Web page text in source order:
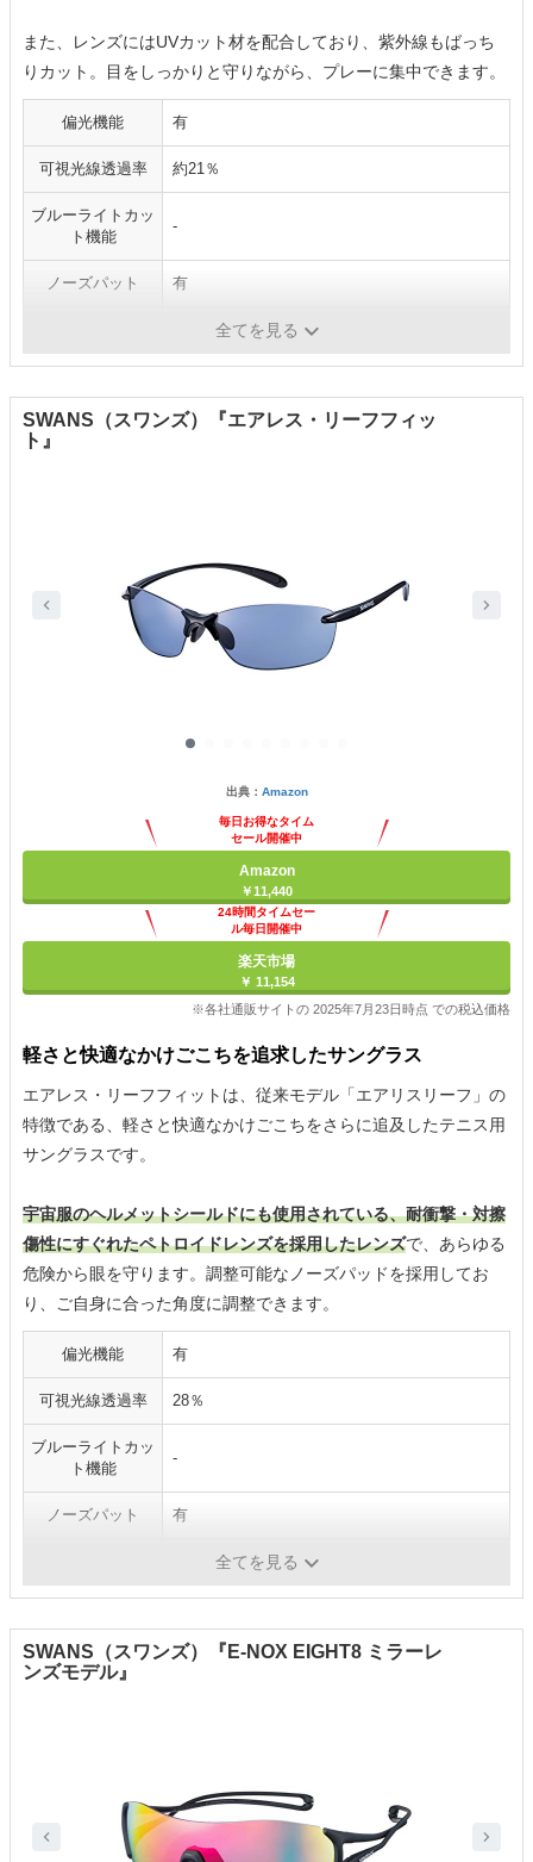
また、レンズにはUVカット材を配合しており、紫外線もばっち
りカット。目をしっかりと守りながら、プレーに集中できます。
偏光機能 有
可視光線透過率 約21％
ブルーライトカッ
ト機能
-
ノーズパット 有
ホワイト全てを見る
SWANS（スワンズ）『エアレス・リーフフィッ
ト』
出典： Amazon
毎日お得なタイム
セール開催中
Amazon
￥11,440
24時間タイムセー
ル毎日開催中
楽天市場
￥ 11,154
※各社通販サイトの 2025年7月23日時点 での税込価格
軽さと快適なかけごこちを追求したサングラス
エアレス・リーフフィットは、従来モデル「エアリスリーフ」の
特徴である、軽さと快適なかけごこちをさらに追及したテニス用
サングラスです。
宇宙服のヘルメットシールドにも使用されている、耐衝撃・対擦
傷性にすぐれたペトロイドレンズを採用したレンズで、あらゆる
危険から眼を守ります。調整可能なノーズパッドを採用してお
り、ご自身に合った角度に調整できます。
偏光機能 有
可視光線透過率 28％
ブルーライトカッ
ト機能
-
ノーズパット 有
偏光ULアイスブルー
全てを見る
SWANS（スワンズ）『E-NOX EIGHT8 ミラーレ
ンズモデル』